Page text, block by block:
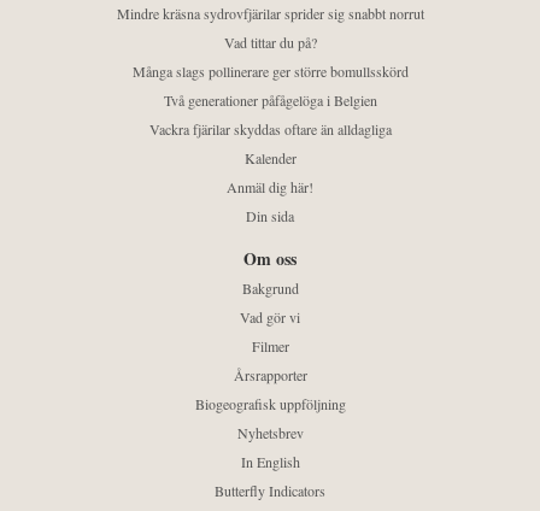
Mindre kräsna sydrovfjärilar sprider sig snabbt norrut
Vad tittar du på?
Många slags pollinerare ger större bomullsskörd
Två generationer påfågelöga i Belgien
Vackra fjärilar skyddas oftare än alldagliga
Kalender
Anmäl dig här!
Din sida
Om oss
Bakgrund
Vad gör vi
Filmer
Årsrapporter
Biogeografisk uppföljning
Nyhetsbrev
In English
Butterfly Indicators